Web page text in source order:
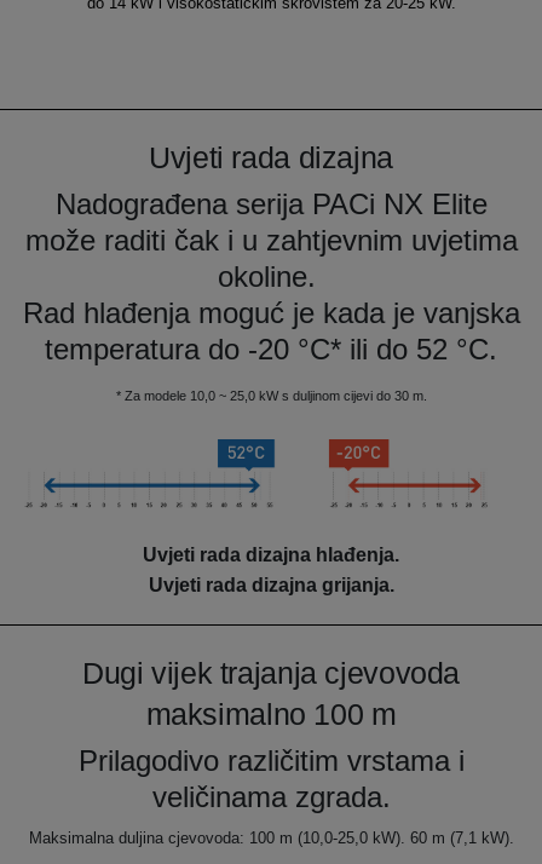
Uvjeti rada dizajna
Nadograđena serija PACi NX Elite
može raditi čak i u zahtjevnim uvjetima
okoline.
Rad hlađenja moguć je kada je vanjska
temperatura do -20 °C* ili do 52 °C.
* Za modele 10,0 ~ 25,0 kW s duljinom cijevi do 30 m.
Uvjeti rada dizajna hlađenja.
Uvjeti rada dizajna grijanja.
Dugi vijek trajanja cjevovoda
maksimalno 100 m
Prilagodivo različitim vrstama i
veličinama zgrada.
Maksimalna duljina cjevovoda: 100 m (10,0-25,0 kW). 60 m (7,1 kW).